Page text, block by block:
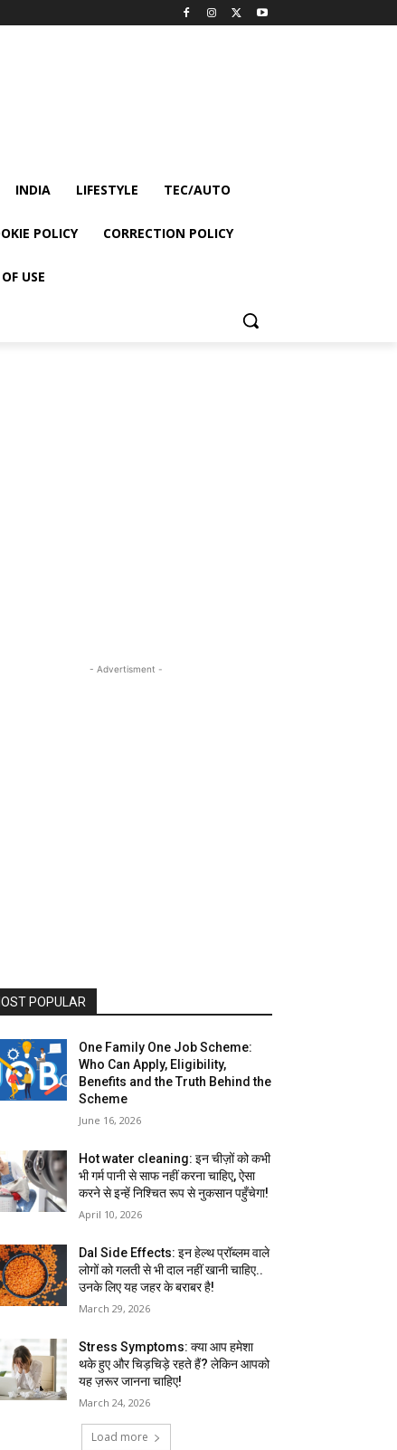
INDIA LIFESTYLE TEC/AUTO
POLICY CORRECTION POLICY
USE
- Advertisment -
POPULAR
One Family One Job Scheme:
Who Can Apply, Eligibility,
Benefits and the Truth Behind the
Scheme
June 16, 2026
Hot water cleaning: इन चीज़ों को कभी
भी गर्म पानी से साफ नहीं करना चाहिए, ऐसा
करने से इन्हें निश्चित रूप से नुकसान पहुँचेगा!
April 10, 2026
Dal Side Effects: इन हेल्थ प्रॉब्लम वाले
लोगों को गलती से भी दाल नहीं खानी चाहिए..
उनके लिए यह जहर के बराबर है!
March 29, 2026
Stress Symptoms: क्या आप हमेशा
थके हुए और चिड़चिड़े रहते हैं? लेकिन आपको
यह ज़रूर जानना चाहिए!
March 24, 2026
Load more